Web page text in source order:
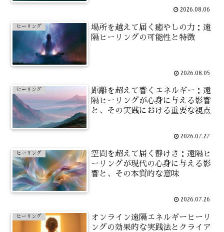
2026.08.06
ヒーリング
場所を越えて届く癒やしの力：遠
隔ヒーリングの可能性と特徴
2026.08.05
ヒーリング
距離を超えて響くエネルギー：遠
隔ヒーリングが心身に与える影響
と、その実践における重要な視点
2026.07.27
ヒーリング
空間を超えて届く静けさ：遠隔ヒ
ーリングが現代の心身に与える影
響と、その本質的な意味
2026.07.26
ヒーリング
オンライン遠隔エネルギーヒーリ
ングの効果的な実践法とクライア